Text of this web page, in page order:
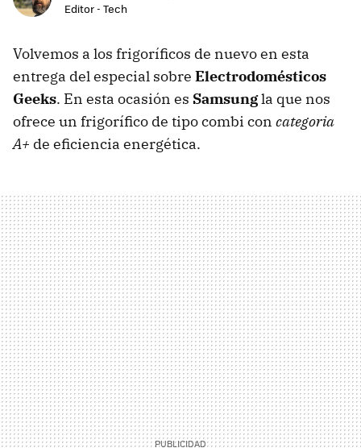
Editor - Tech
Volvemos a los frigoríficos de nuevo en esta
entrega del especial sobre Electrodomésticos
Geeks. En esta ocasión es Samsungla que nos
ofrece un frigorífico de tipo combi con categoria
A+ de eficiencia energética.